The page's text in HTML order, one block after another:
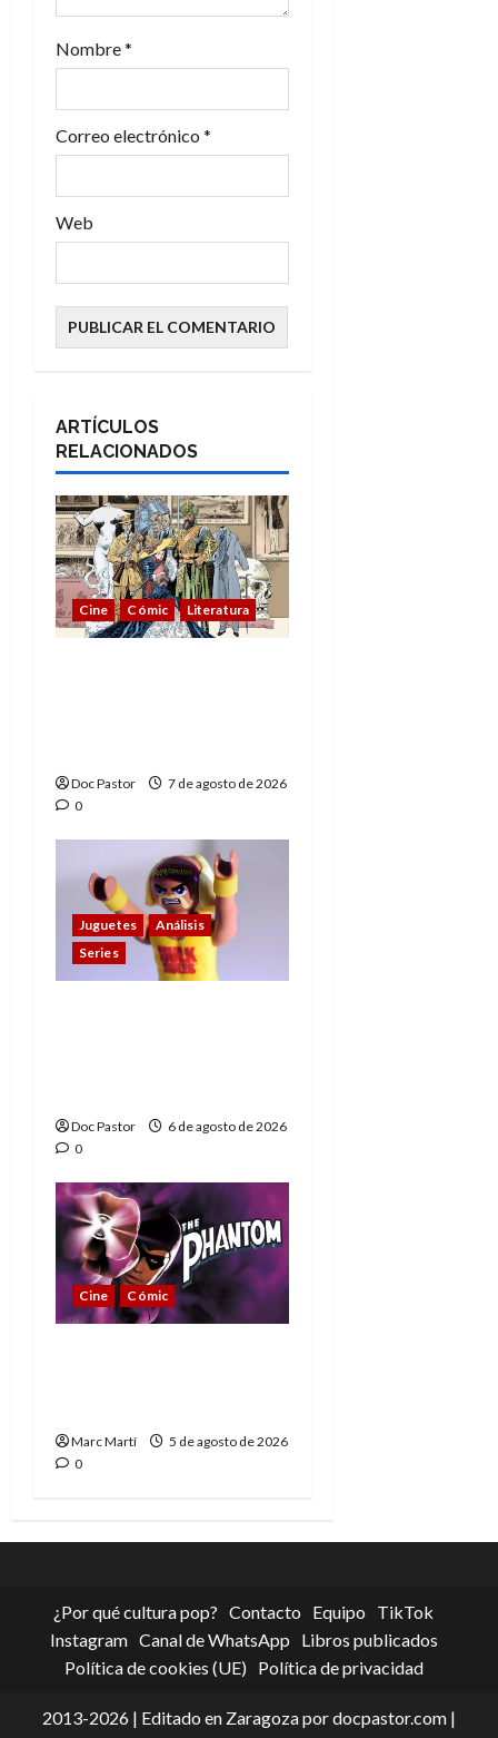
d
a
s
Nombre*
Correo electrónico *
Web
ARTÍCULOS
RELACIONADOS
Cine Cómic Literatura
Doc Pastor
7 de agosto de 2026
0
Juguetes
Análisis
Series
Doc Pastor
6 de agosto de 2026
0
Cine Cómic
Marc Martí
5 de agosto de 2026
0
¿Por qué cultura pop? Contacto Equipo
TikTok
Instagram Canal de WhatsApp
Libros publicados
Política de cookies (UE)
Política de privacidad
2013-2026 | Editado en Zaragoza por docpastor.com |